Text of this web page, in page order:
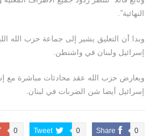
النهائية”.
وبدا أن التعليق يشير إلى جماعة حزب الله
إسرائيل ولبنان في واشنطن.
ويعارض حزب الله عقد محادثات مباشرة مع
إسرائيل أيضا شن الضربات في لبنان.
Share 0
Tweet 0
0